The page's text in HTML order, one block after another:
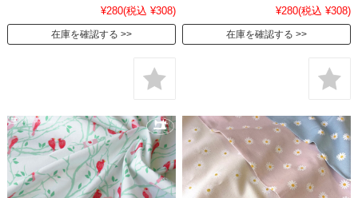
¥280(税込 ¥308)
在庫を確認する
¥280(税込 ¥308)
在庫を確認する